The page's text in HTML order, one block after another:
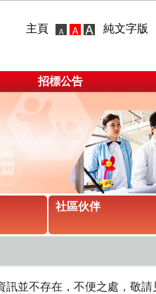
主頁 純文字版
招標公告
社區伙伴